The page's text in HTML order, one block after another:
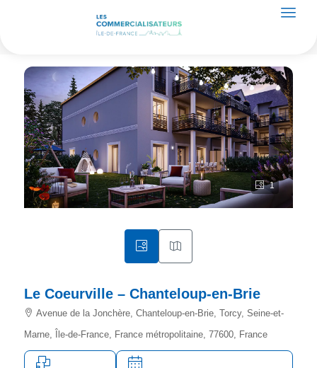
Le Coeurville – Chanteloup-en-Brie
Avenue de la Jonchère, Chanteloup-en-Brie, Torcy, Seine-et-
Marne, Île-de-France, France métropolitaine, 77600, France
1